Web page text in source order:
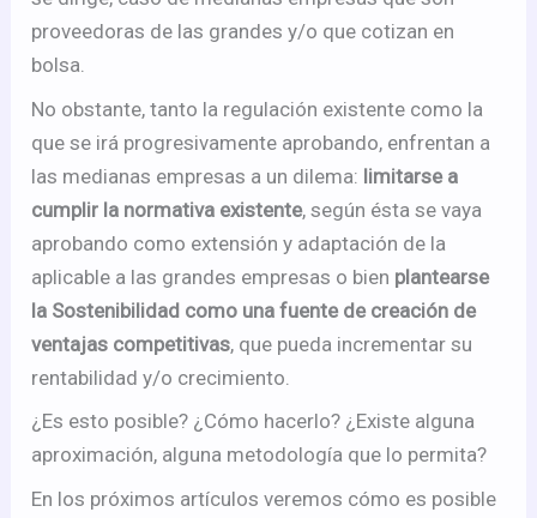
proveedoras de las grandes y/o que cotizan en
bolsa.
No obstante, tanto la regulación existente como la
que se irá progresivamente aprobando, enfrentan a
las medianas empresas a un dilema: limitarse a
cumplir la normativa existente, según ésta se vaya
aprobando como extensión y adaptación de la
aplicable a las grandes empresas o bien plantearse
la Sostenibilidad como una fuente de creación de
ventajas competitivas, que pueda incrementar su
rentabilidad y/o crecimiento.
¿Es esto posible? ¿Cómo hacerlo? ¿Existe alguna
aproximación, alguna metodología que lo permita?
En los próximos artículos veremos cómo es posible